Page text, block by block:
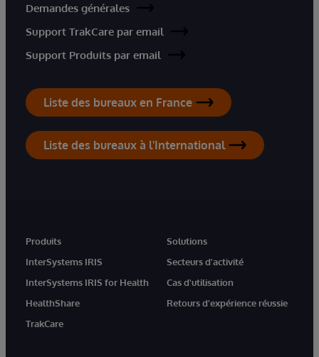
Demandes générales
Support TrakCare par email
Support Produits par email
Liste des bureaux en France
Liste des bureaux à l'International
Produits
InterSystems IRIS
InterSystems IRIS for Health
HealthShare
TrakCare
Solutions
Secteurs d'activité
Cas d'utilisation
Retours d'expérience réussie